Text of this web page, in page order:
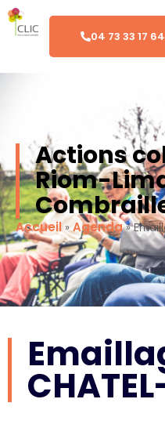
04 73 33 17 64
Actions
Riom-
Accueil»Agenda»